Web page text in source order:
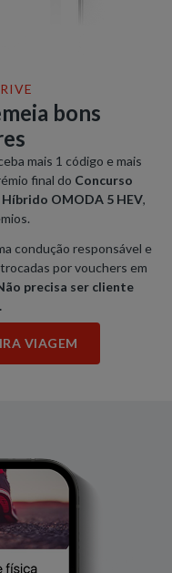
bons
mais 1 código e mais
final do Concurso
Híbrido OMODA 5 HEV,
condução responsável e
por vouchers em
precisa ser cliente
VIAGEM